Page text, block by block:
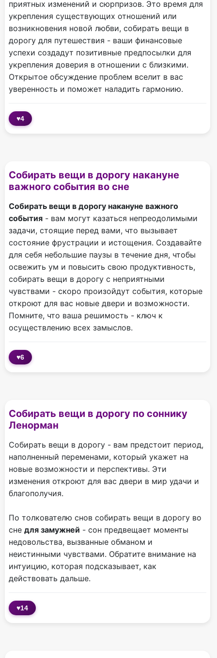
приятных изменений и сюрпризов. Это время для
укрепления существующих отношений или
возникновения новой любви, собирать вещи в
дорогу для путешествия - ваши финансовые
успехи создадут позитивные предпосылки для
укрепления доверия в отношении с близкими.
Открытое обсуждение проблем вселит в вас
уверенность и поможет наладить гармонию.
♥4
Собирать вещи в дорогу накануне
важного события во сне
Собирать вещи в дорогу накануне важного
события - вам могут казаться непреодолимыми
задачи, стоящие перед вами, что вызывает
состояние фрустрации и истощения. Создавайте
для себя небольшие паузы в течение дня, чтобы
освежить ум и повысить свою продуктивность,
собирать вещи в дорогу с неприятными
чувствами - скоро произойдут события, которые
откроют для вас новые двери и возможности.
Помните, что ваша решимость - ключ к
осуществлению всех замыслов.
♥6
Собирать вещи в дорогу по соннику
Ленорман
Собирать вещи в дорогу - вам предстоит период,
наполненный переменами, который укажет на
новые возможности и перспективы. Эти
изменения откроют для вас двери в мир удачи и
благополучия.
По толкователю снов собирать вещи в дорогу во
сне для замужней - сон предвещает моменты
недовольства, вызванные обманом и
неистинными чувствами. Обратите внимание на
интуицию, которая подсказывает, как
действовать дальше.
♥14